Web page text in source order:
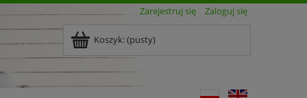
Zarejestruj się Zaloguj się
Koszyk:(pusty)